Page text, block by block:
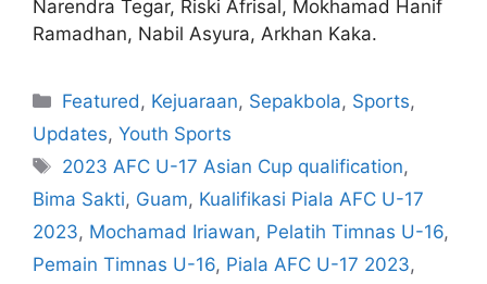
Narendra Tegar, Riski Afrisal, Mokhamad Hanif
Ramadhan, Nabil Asyura, Arkhan Kaka.
Featured , Kejuaraan, Sepakbola, Sports,
Updates, Youth Sports
2023 AFC U-17 Asian Cup qualification,
Bima Sakti, Guam, Kualifikasi Piala AFC U-17
2023, Mochamad Iriawan, Pelatih Timnas U-16,
Pemain Timnas U-16, Piala AFC U-17 2023,